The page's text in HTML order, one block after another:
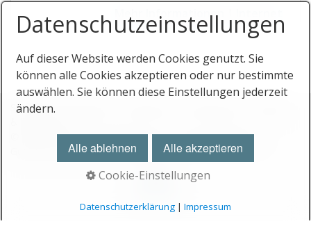
Mehr Informationen
Startseite
© 2026 Gutachterverzeichnis.com - Das Verzeichnis für
Gutachter und Sachverständige
Datenschutz­einstellungen
Auf dieser Website werden Cookies genutzt. Sie
können alle Cookies akzeptieren oder nur bestimmte
auswählen. Sie können diese Einstellungen jederzeit
ändern.
Alle ablehnen Alle akzeptieren
Cookie-Einstellungen
Datenschutzerklärung| Impressum